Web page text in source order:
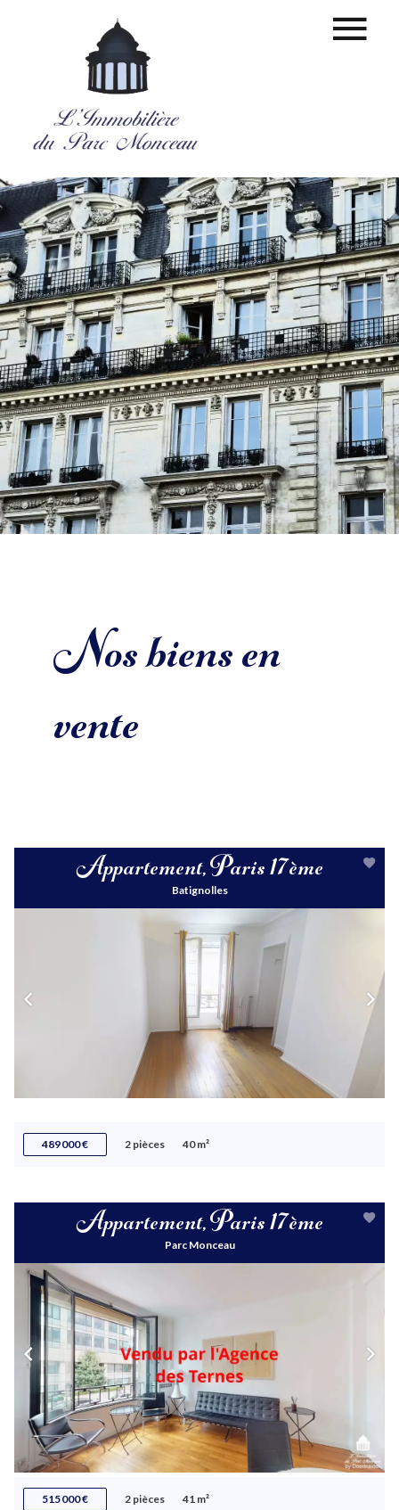
Nos biens en
vente
Appartement, Paris 17ème
Batignolles
489 000 € 2 pièces 40 m²
Appartement, Paris 17ème
Parc Monceau
515 000 € 2 pièces 41 m²